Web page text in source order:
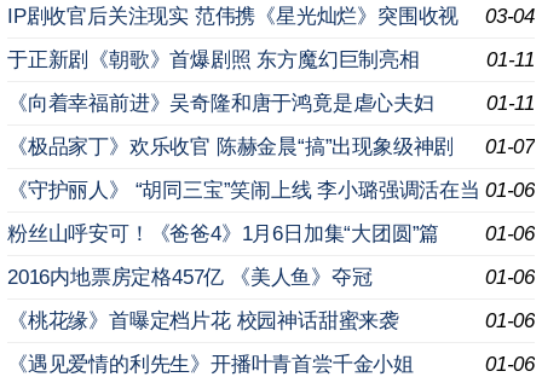
03-04
IP剧收官后关注现实 范伟携《星光灿烂》突围收视
01-11
于正新剧《朝歌》首爆剧照 东方魔幻巨制亮相
01-11
《向着幸福前进》吴奇隆和唐于鸿竟是虐心夫妇
01-07
《极品家丁》欢乐收官 陈赫金晨“搞”出现象级神剧
01-06
《守护丽人》 “胡同三宝”笑闹上线 李小璐强调活在当
下
01-06
粉丝山呼安可！《爸爸4》1月6日加集“大团圆”篇
01-06
2016内地票房定格457亿 《美人鱼》夺冠
01-06
《桃花缘》首曝定档片花 校园神话甜蜜来袭
01-06
《遇见爱情的利先生》开播叶青首尝千金小姐